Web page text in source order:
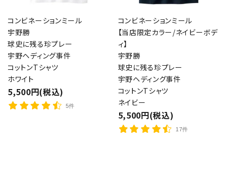
コンビネーションミール
宇野勝
球史に残る珍プレー
宇野ヘディング事件
コットンTシャツ
ホワイト
5,500円(税込)
5件
コンビネーションミール
【当店限定カラー/ネイビーボデ
ィ】
宇野勝
球史に残る珍プレー
宇野ヘディング事件
コットンTシャツ
ネイビー
5,500円(税込)
17件